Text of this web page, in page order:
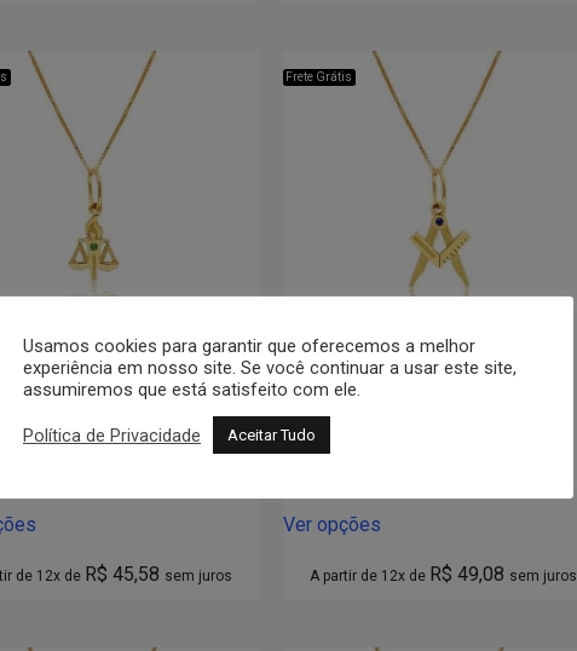
Serviço Social
547,00–R$1.009,00
de 12x de R$ 45,58 sem juros
Frete Grátis
Pingente Arquitetura
Ver opções
A partir de 12x de R$ 49,08 sem juros
Usamos cookies para garantir que oferecemos a melhor
experiência em nosso site. Se você continuar a usar este site,
assumiremos que está satisfeito com ele.
Política de Privacidade Aceitar Tudo